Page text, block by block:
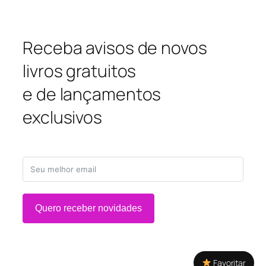
Receba avisos de novos
livros gratuitos
e de lançamentos
exclusivos
Quero receber novidades
Favoritar